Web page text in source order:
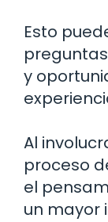
Esto
y
Al
proceso
el
un mayor